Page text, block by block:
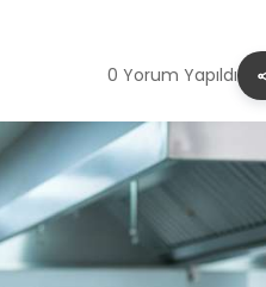
0 Yorum Yapıldı